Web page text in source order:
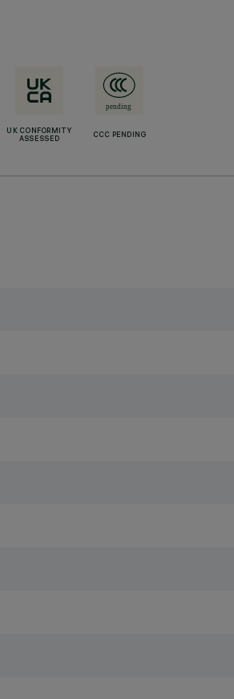
UK CONFORMITY
ASSESSED
CCC PENDING